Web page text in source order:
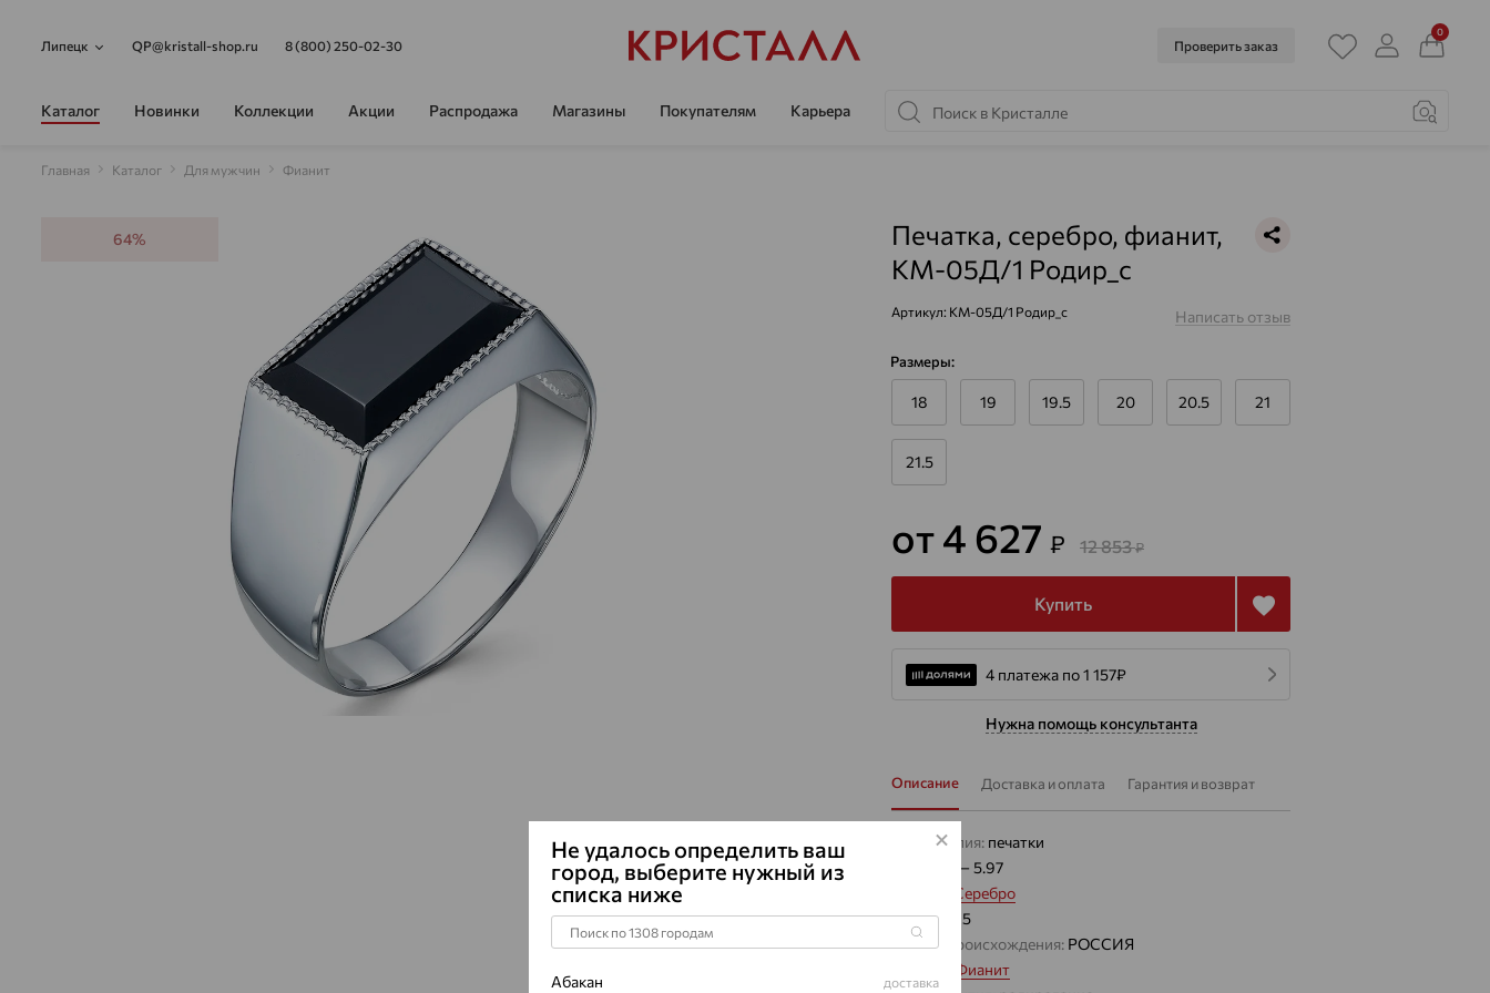
Липецк QP@kristall-shop.ru 8 (800) 250-02-30 Проверить заказ
0
Каталог Новинки Коллекции Акции Распродажа Магазины Покупателям Карьера
Главная Каталог Для мужчин Фианит
64%
Печатка, серебро, фианит,
КМ-05Д/1 Родир_с
Артикул: КМ-05Д/1 Родир_с Написать отзыв
Размеры:
18 19 19.5 20 20.5 21
21.5
от 4 627 ₽ 12 853₽
Купить
4 платежа по 1 157₽
Нужна помощь консультанта
Описание Доставка и оплата Гарантия и возврат
Вид изделия: печатки
4.85 — 5.97
Серебро
Проба:
925
Страна происхождения: РОССИЯ
Фианит
Не удалось определить ваш
город, выберите нужный из
списка ниже
Абакан доставка